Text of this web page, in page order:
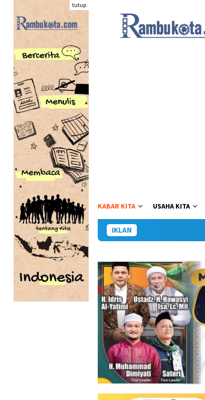
Loncat
konten
tutup
KABAR KITA USAHA KITA
IKLAN